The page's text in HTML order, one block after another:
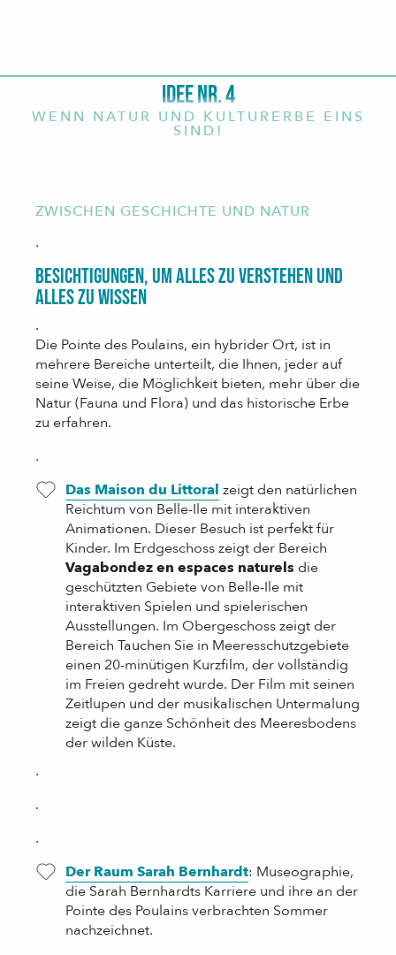
IDEE NR. 4
WENN NATUR UND KULTURERBE EINS
SIND!
ZWISCHEN GESCHICHTE UND NATUR
.
Besichtigungen, um alles zu verstehen und
alles zu wissen
.
Die Pointe des Poulains, ein hybrider Ort, ist in
mehrere Bereiche unterteilt, die Ihnen, jeder auf
seine Weise, die Möglichkeit bieten, mehr über die
Natur (Fauna und Flora) und das historische Erbe
zu erfahren.
.
Das Maison du Littoral zeigt den natürlichen
Reichtum von Belle-Ile mit interaktiven
Animationen. Dieser Besuch ist perfekt für
Kinder. Im Erdgeschoss zeigt der Bereich
Vagabondez en espaces naturels die
geschützten Gebiete von Belle-Ile mit
interaktiven Spielen und spielerischen
Ausstellungen. Im Obergeschoss zeigt der
Bereich Tauchen Sie in Meeresschutzgebiete
einen 20-minütigen Kurzfilm, der vollständig
im Freien gedreht wurde. Der Film mit seinen
Zeitlupen und der musikalischen Untermalung
zeigt die ganze Schönheit des Meeresbodens
der wilden Küste.
.
.
.
Der Raum Sarah Bernhardt: Museographie,
die Sarah Bernhardts Karriere und ihre an der
Pointe des Poulains verbrachten Sommer
nachzeichnet.